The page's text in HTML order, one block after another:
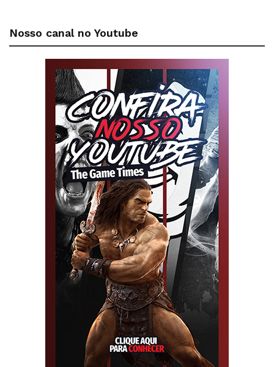
Nosso canal no Youtube